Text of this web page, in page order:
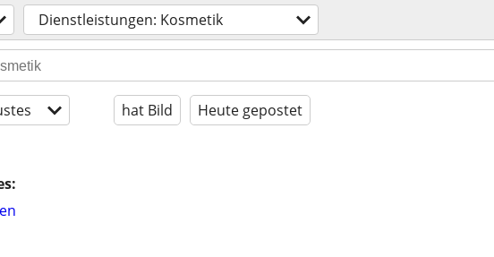
Dienstleistungen: Kosmetik
hat Bild Heute gepostet